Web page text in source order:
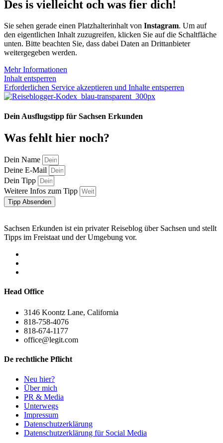
Des is vielleicht och was fier dich!
Sie sehen gerade einen Platzhalterinhalt von Instagram. Um auf
den eigentlichen Inhalt zuzugreifen, klicken Sie auf die Schaltfläche
unten. Bitte beachten Sie, dass dabei Daten an Drittanbieter
weitergegeben werden.
Mehr Informationen
Inhalt entsperren
Erforderlichen Service akzeptieren und Inhalte entsperren
Dein Ausflugstipp für Sachsen Erkunden
Was fehlt hier noch?
Dein Name
Deine E-Mail
Dein Tipp
Weitere Infos zum Tipp
Tipp Absenden
Sachsen Erkunden ist ein privater Reiseblog über Sachsen und stellt
Tipps im Freistaat und der Umgebung vor.
Head Office
3146 Koontz Lane, California
818-758-4076
818-674-1177
office@legit.com
De rechtliche Pflicht
Neu hier?
Über mich
PR & Media
Unterwegs
Impressum
Datenschutzerklärung
Datenschutzerklärung für Social Media